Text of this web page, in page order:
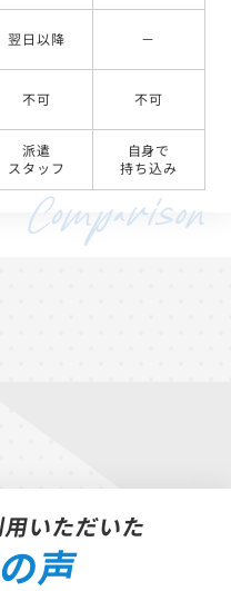
翌日以降 －
不可 不可
派遣
スタッフ
自身で
持ち込み
いただいた
声